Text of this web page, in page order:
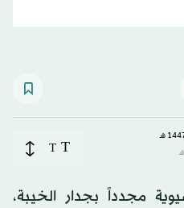
T
T
مجدداً بجدار الخيبة،